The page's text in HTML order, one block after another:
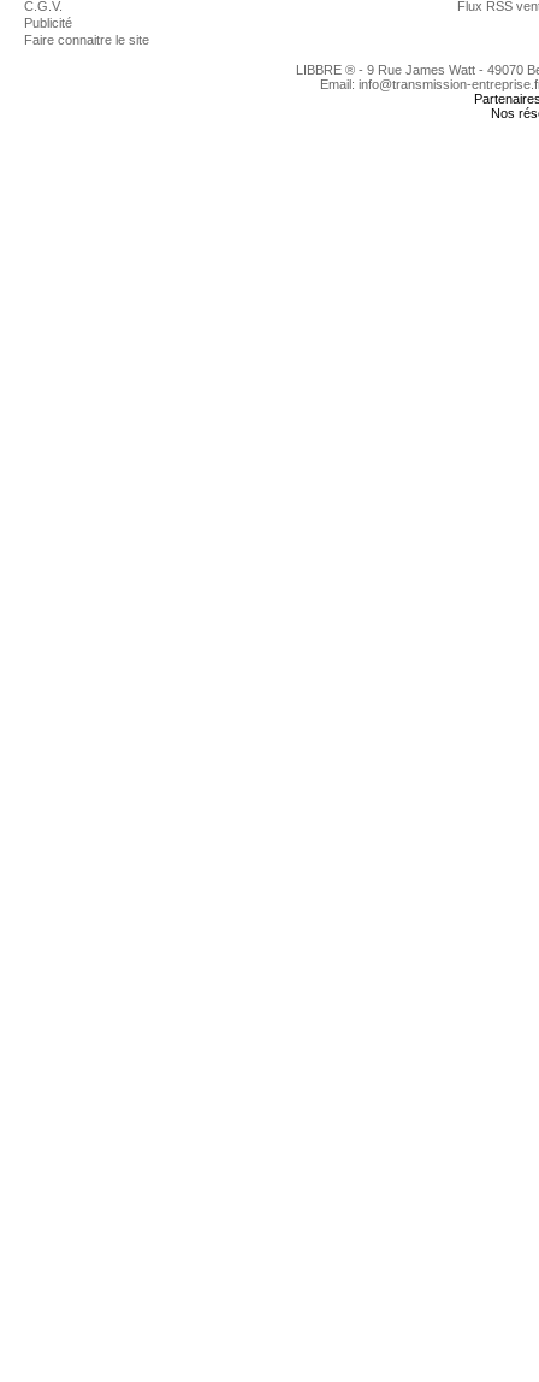
C.G.V.
Publicité
Faire connaitre le site
Flux RSS
LIBBRE ® - 9 Rue James Watt - 49070
Email: info@transmission-
Nos